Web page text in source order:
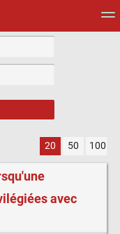
20 50 100
avec